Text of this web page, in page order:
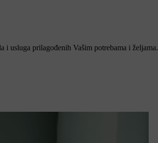
i usluga prilagođenih Vašim potrebama i željama.